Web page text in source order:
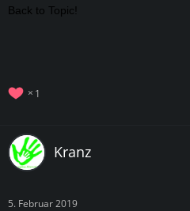
Back to Topic!
1
Kranz
5. Februar 2019